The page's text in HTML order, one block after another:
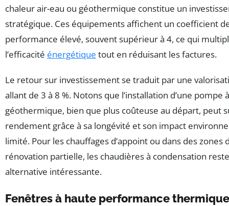
chaleur air-eau ou géothermique constitue un
stratégique. Ces équipements affichent un coefficient
performance élevé, souvent supérieur à 4, ce qui
l’efficacité énergétique tout en réduisant les factures.
Le retour sur investissement se traduit par une
allant de 3 à 8 %. Notons que l’installation d’une pompe
géothermique, bien que plus coûteuse au départ, peut
rendement grâce à sa longévité et son impact
limité. Pour les chauffages d’appoint ou dans des zones
rénovation partielle, les chaudières à condensation
alternative intéressante.
Fenêtres à haute performance thermique